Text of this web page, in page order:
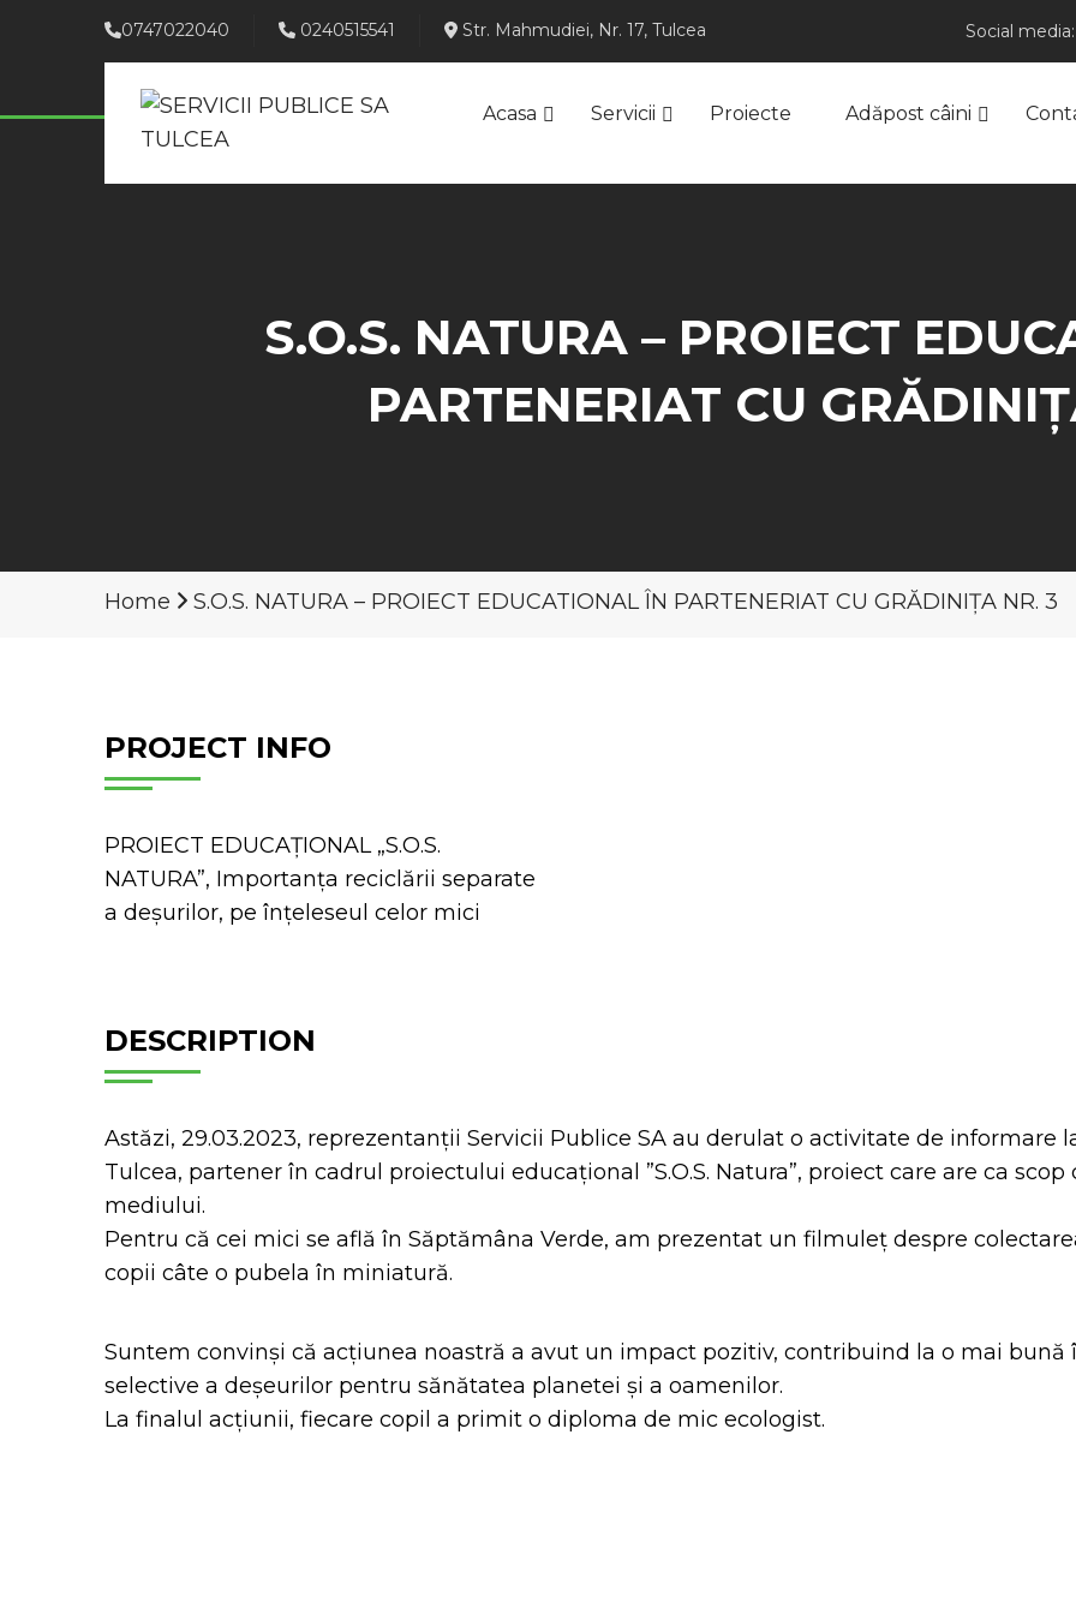
0747022040 0240515541 Str. Mahmudiei, Nr. 17, Tulcea Social media:
Acasa Servicii Proiecte Adăpost câini
S.O.S. NATURA – PROIECT
PARTENERIAT CU
Home S.O.S. NATURA – PROIECT EDUCATIONAL ÎN PARTENERIAT CU GRĂDINIȚA NR. 3
PROJECT INFO
PROIECT EDUCAȚIONAL „S.O.S.
NATURA”, Importanța reciclării separate
a deșurilor, pe înțeleseul celor mici
DESCRIPTION
Astăzi, 29.03.2023, reprezentanții Servicii Publice SA au derulat o activitate de informare
Tulcea, partener în cadrul proiectului educațional ”S.O.S. Natura”, proiect care are ca
mediului.
Pentru că cei mici se află în Săptămâna Verde, am prezentat un filmuleț despre
copii câte o pubela în miniatură.
Suntem convinși că acțiunea noastră a avut un impact pozitiv, contribuind la o mai
selective a deșeurilor pentru sănătatea planetei și a oamenilor.
La finalul acțiunii, fiecare copil a primit o diploma de mic ecologist.